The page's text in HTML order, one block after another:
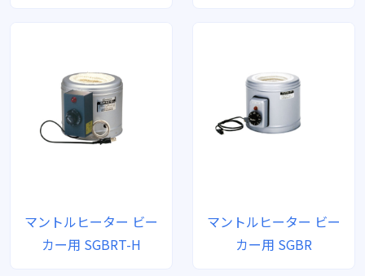
マントルヒーター ビー
カー用 SGBRT-H
マントルヒーター ビー
カー用 SGBR